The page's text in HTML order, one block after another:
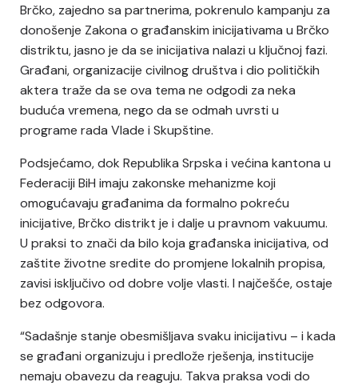
Brčko, zajedno sa partnerima, pokrenulo kampanju za
donošenje Zakona o građanskim inicijativama u Brčko
distriktu, jasno je da se inicijativa nalazi u ključnoj fazi.
Građani, organizacije civilnog društva i dio političkih
aktera traže da se ova tema ne odgodi za neka
buduća vremena, nego da se odmah uvrsti u
programe rada Vlade i Skupštine.
Podsjećamo, dok Republika Srpska i većina kantona u
Federaciji BiH imaju zakonske mehanizme koji
omogućavaju građanima da formalno pokreću
inicijative, Brčko distrikt je i dalje u pravnom vakuumu.
U praksi to znači da bilo koja građanska inicijativa, od
zaštite životne sredite do promjene lokalnih propisa,
zavisi isključivo od dobre volje vlasti. I najčešće, ostaje
bez odgovora.
“Sadašnje stanje obesmišljava svaku inicijativu – i kada
se građani organizuju i predlože rješenja, institucije
nemaju obavezu da reaguju. Takva praksa vodi do